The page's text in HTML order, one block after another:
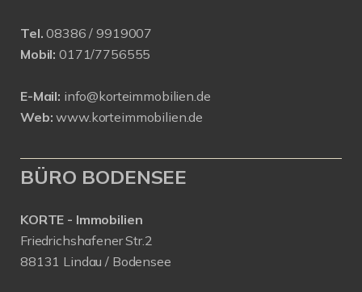
Tel. 08386 / 9919007
Mobil: 0171/7756555
E-Mail: info@korteimmobilien.de
Web: www.korteimmobilien.de
BÜRO BODENSEE
KORTE - Immobilien
Friedrichshafener Str.2
88131 Lindau / Bodensee